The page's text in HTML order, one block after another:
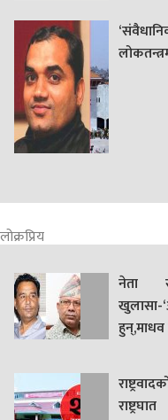
लोक्रप्रिय
नेता
हुन्,माधव
राष्ट्रघात